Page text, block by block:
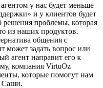
у нас будет меньше
и у клиентов будет
решения проблемы, которая
из наших продуктов.
общения с
может задать вопрос или
агент направит его к
компания VirtuOz
которые помогут нам
Саши.